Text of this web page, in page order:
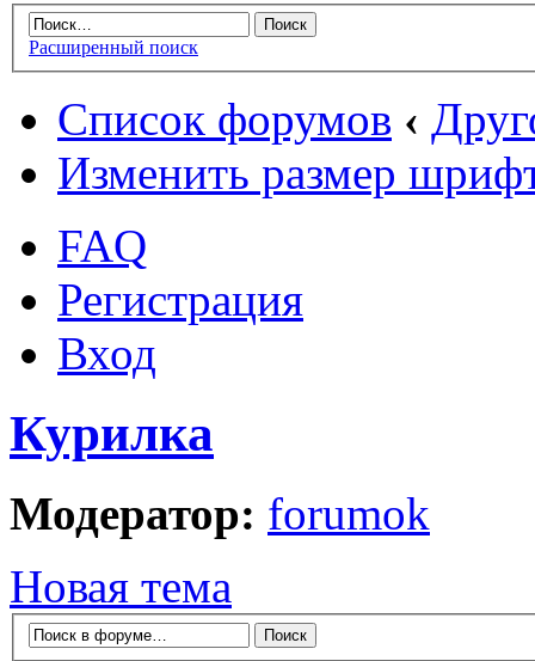
Расширенный поиск
Список форумов ‹
Изменить размер
FAQ
Регистрация
Вход
Курилка
Модератор: forumok
Новая тема